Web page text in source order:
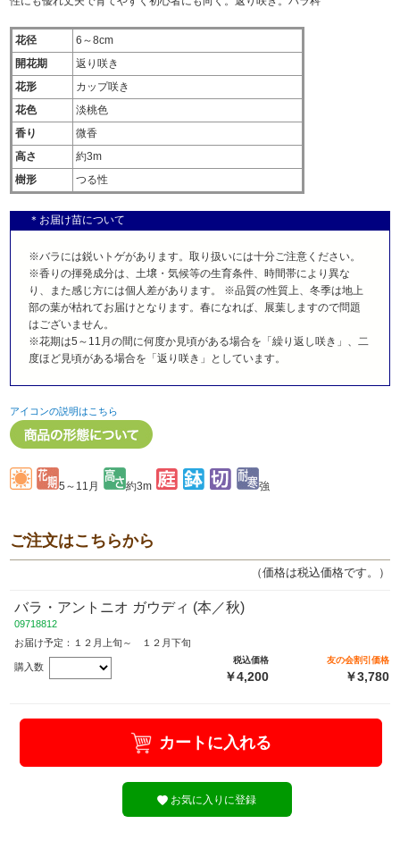
花径
6～8cm
開花期
返り咲き
花形
カップ咲き
花色
淡桃色
香り
微香
高さ
約3m
樹形
つる性
＊お届け苗について
※バラには鋭いトゲがあります。取り扱いには十分ご注意ください。
※香りの揮発成分は、土壌・気候等の生育条件、時間帯により異な
り、また感じ方には個人差があります。 ※品質の性質上、冬季は地上
部の葉が枯れてお届けとなります。春になれば、展葉しますので問題
はございません。
※花期は5～11月の間に何度か見頃がある場合を「繰り返し咲き」、二
度ほど見頃がある場合を「返り咲き」としています。
アイコンの説明はこちら
5～11月 約3m 強
ご注文はこちらから
（価格は税込価格です。）
バラ・アントニオ ガウディ (本／秋)
09718812
お届け予定：１２月上旬～ １２月下旬
購入数
税込価格
￥4,200
友の会割引価格
￥3,780
カートに入れる
お気に入りに登録